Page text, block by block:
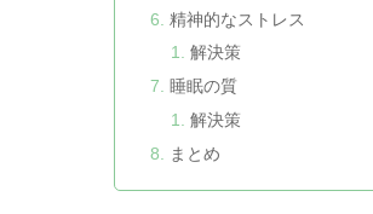
精神的なストレス
解決策
睡眠の質
解決策
まとめ